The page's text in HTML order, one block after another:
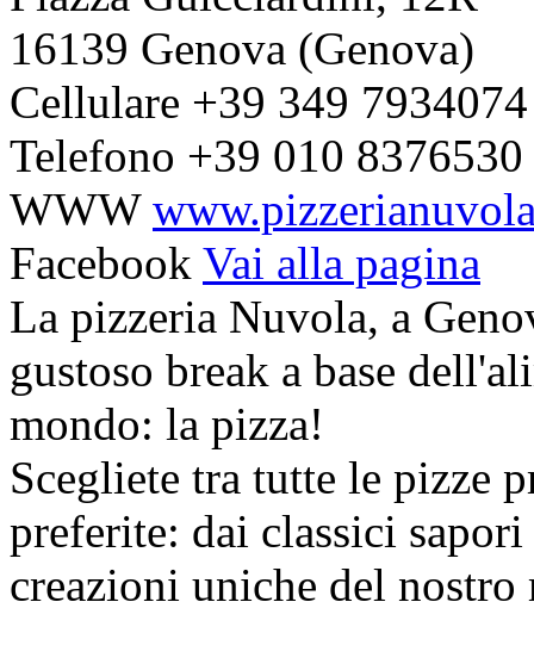
16139 Genova (Genova)
Cellulare +39 349 7934074
Telefono +39 010 8376530
WWW
Facebook Vai alla pagina
La pizzeria Nuvola, a
gustoso break a base
mondo: la pizza!
Scegliete tra tutte le pizze
preferite: dai classici
creazioni uniche del